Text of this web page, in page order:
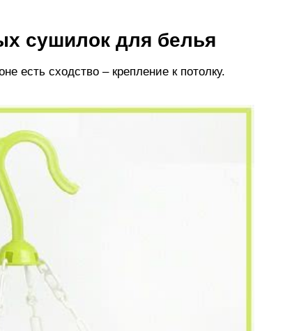
сушилок для белья
есть сходство – крепление к потолку.